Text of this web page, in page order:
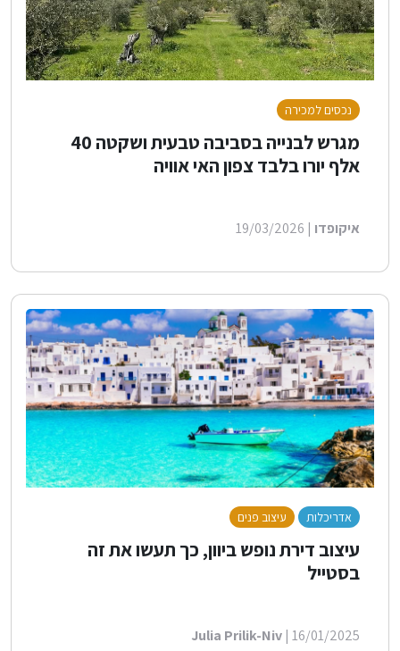
נכסים למכירה
מגרש לבנייה בסביבה טבעית ושקטה 40
אלף יורו בלבד צפון האי אוויה
איקופדו | 19/03/2026
אדריכלות עיצוב פנים
עיצוב דירת נופש ביוון, כך תעשו את זה
בסטייל
Julia Prilik-Niv | 16/01/2025